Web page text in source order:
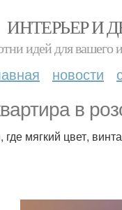
ИНТЕРЬЕР И
идей для вашего
новости
в
где мягкий цвет,